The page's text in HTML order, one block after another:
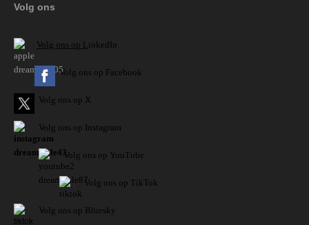
Volg ons
Volg ons op L inkedIn
Volg ons op Facebook
Volg ons op X
Volg ons op Instagram
Volg ons op YouTube
Volg ons op TikTok
Volg ons op Bluesky